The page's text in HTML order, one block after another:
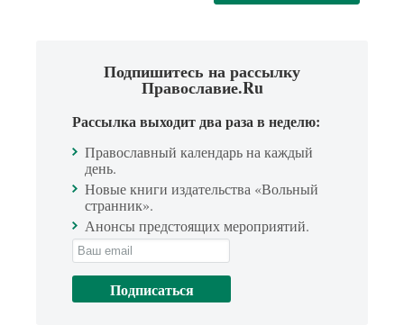
Подпишитесь на рассылку
Православие.Ru
Рассылка выходит два раза в неделю:
Православный календарь на каждый
день.
Новые книги издательства «Вольный
странник».
Анонсы предстоящих мероприятий.